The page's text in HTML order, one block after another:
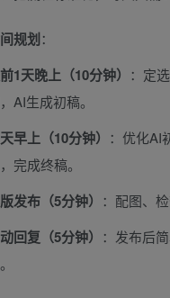
规划：
1天晚上（10分钟）
：定
AI生成初稿。
早上（10分钟）
：优化AI
完成终稿。
发布（5分钟） ：配图、
回复（5分钟）
：发布后